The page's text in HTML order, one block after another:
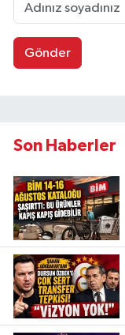
Gönder
Son Haberler